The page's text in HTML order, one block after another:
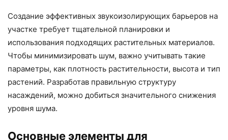
Создание эффективных звукоизолирующих барьеров на
участке требует тщательной планировки и
использования подходящих растительных материалов.
Чтобы минимизировать шум, важно учитывать такие
параметры, как плотность растительности, высота и тип
растений. Разработав правильную структуру
насаждений, можно добиться значительного снижения
уровня шума.
Основные элементы для